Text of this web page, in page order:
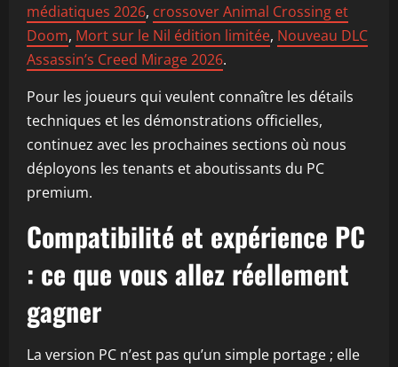
médiatiques 2026, crossover Animal Crossing et
Doom, Mort sur le Nil édition limitée, Nouveau DLC
Assassin’s Creed Mirage 2026.
Pour les joueurs qui veulent connaître les détails
techniques et les démonstrations officielles,
continuez avec les prochaines sections où nous
déployons les tenants et aboutissants du PC
premium.
Compatibilité et expérience PC
: ce que vous allez réellement
gagner
La version PC n’est pas qu’un simple portage ; elle